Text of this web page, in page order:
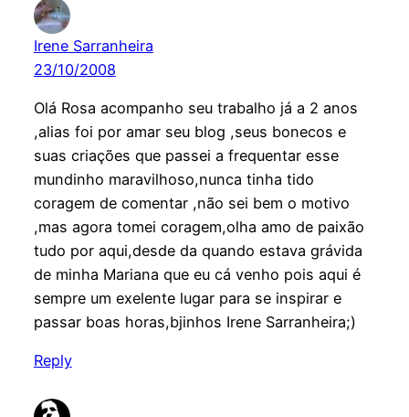
Irene Sarranheira
23/10/2008
Olá Rosa acompanho seu trabalho já a 2 anos
,alias foi por amar seu blog ,seus bonecos e
suas criações que passei a frequentar esse
mundinho maravilhoso,nunca tinha tido
coragem de comentar ,não sei bem o motivo
,mas agora tomei coragem,olha amo de paixão
tudo por aqui,desde da quando estava grávida
de minha Mariana que eu cá venho pois aqui é
sempre um exelente lugar para se inspirar e
passar boas horas,bjinhos Irene Sarranheira;)
Reply